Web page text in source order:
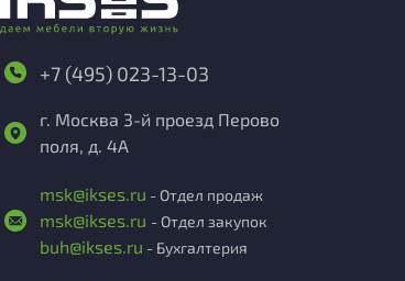
+7 (495) 023-13-03
г. Москва 3-й проезд Перово
поля, д. 4А
msk@ikses.ru - Отдел продаж
msk@ikses.ru - Отдел закупок
buh@ikses.ru - Бухгалтерия